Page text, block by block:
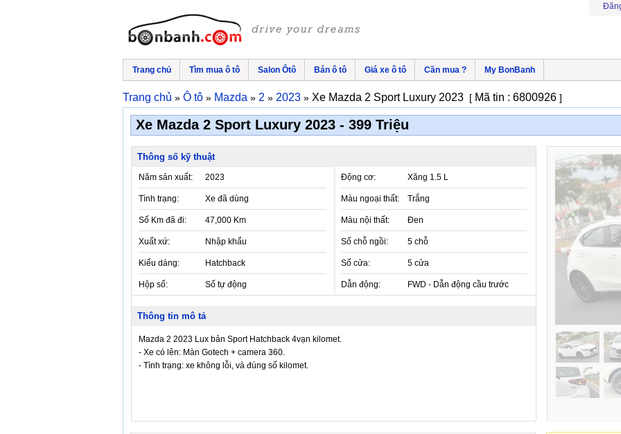
Trang chủ Tìm mua ô tô Salon Ôtô Bán ô tô Giá xe ô tô Cần mua ? My BonBanh
Trang chủ » Ô tô » Mazda » 2 » 2023 » Xe Mazda 2 Sport Luxury 2023 [ Mã tin : 6800926 ]
Xe Mazda 2 Sport Luxury 2023 - 399 Triệu
Thông số kỹ thuật
Năm sản xuất: 2023
Tình trạng: Xe đã dùng
Số Km đã đi: 47,000 Km
Xuất xứ: Nhập khẩu
Kiểu dáng: Hatchback
Hộp số: Số tự động
Động cơ: Xăng 1.5 L
Màu ngoại thất: Trắng
Màu nội thất: Đen
Số chỗ ngồi: 5 chỗ
Số cửa: 5 cửa
Dẫn động: FWD - Dẫn động cầu trước
Thông tin mô tả
Mazda 2 2023 Lux bản Sport Hatchback 4vạn kilomet.
- Xe có lên: Màn Gotech + camera 360.
- Tình trạng: xe không lỗi, và đúng số kilomet.